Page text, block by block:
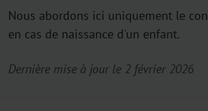
Nous abordons ici uniquement le
en cas de naissance d'un enfant.
Dernière mise à jour le 2 février 2026